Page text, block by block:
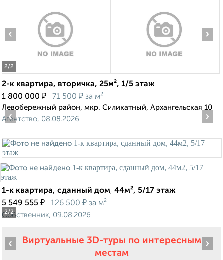
2/2
‹ ›
2-к квартира, вторичка, 25м², 1/5 этаж
1 800 000 ₽ 71 500 ₽ за м²
Левобережный район, мкр. Силикатный, Архангельская 10
Агентство, 08.08.2026
2/2
‹ ›
1-к квартира, сданный дом, 44м², 5/17 этаж
5 549 555 ₽ 126 500 ₽ за м²
Собственник, 09.08.2026
Виртуальные 3D-туры по интересным
местам
‹ ›